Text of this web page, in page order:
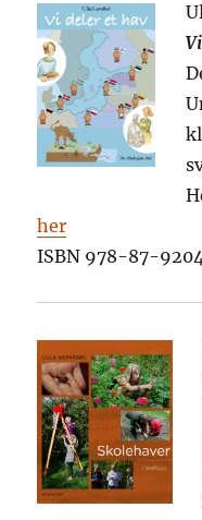
her
ISBN 978-87-